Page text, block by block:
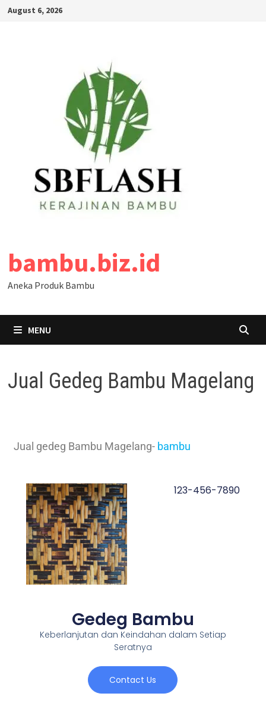
August 6, 2026
bambu.biz.id
Aneka Produk Bambu
MENU
Jual Gedeg Bambu Magelang
Jual gedeg Bambu Magelang- bambu
123-456-7890
Gedeg Bambu
Keberlanjutan dan Keindahan dalam Setiap
Seratnya
Contact Us